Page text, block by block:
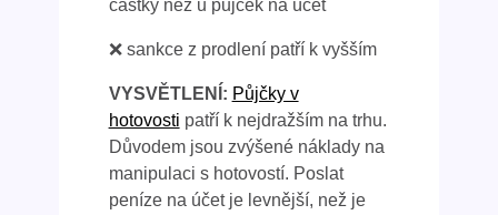
částky než u půjček na účet
❌ sankce z prodlení patří k vyšším
VYSVĚTLENÍ: Půjčky v
hotovosti patří k nejdražším na trhu.
Důvodem jsou zvýšené náklady na
manipulaci s hotovostí. Poslat
peníze na účet je levnější, než je